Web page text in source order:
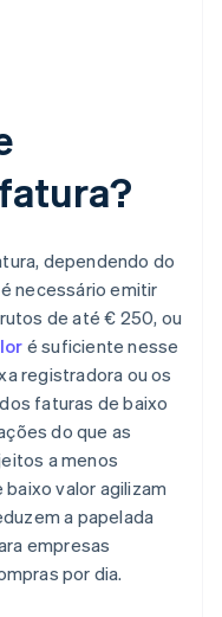
dependendo do
necessário emitir
de até € 250, ou
é suficiente nesse
registradora ou os
faturas de baixo
do que as
a menos
valor agilizam
a papelada
empresas
por dia.